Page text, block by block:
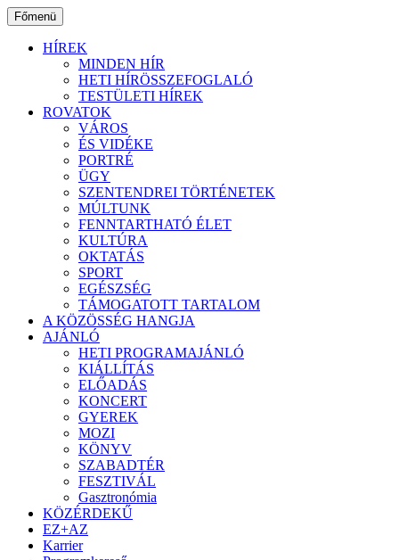
Ugrás
a
tartalomhoz
Főmenü
HÍREK
MINDEN HÍR
HETI HÍRÖSSZEFOGLALÓ
TESTÜLETI HÍREK
ROVATOK
VÁROS
ÉS VIDÉKE
PORTRÉ
ÜGY
SZENTENDREI TÖRTÉNETEK
MÚLTUNK
FENNTARTHATÓ ÉLET
KULTÚRA
OKTATÁS
SPORT
EGÉSZSÉG
TÁMOGATOTT TARTALOM
A KÖZÖSSÉG HANGJA
AJÁNLÓ
HETI PROGRAMAJÁNLÓ
KIÁLLÍTÁS
ELŐADÁS
KONCERT
GYEREK
MOZI
KÖNYV
SZABADTÉR
FESZTIVÁL
Gasztronómia
KÖZÉRDEKŰ
EZ+AZ
Karrier